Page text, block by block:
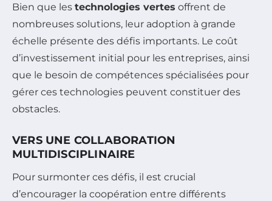
Bien que les technologies vertes offrent de
nombreuses solutions, leur adoption à grande
échelle présente des défis importants. Le coût
d’investissement initial pour les entreprises, ainsi
que le besoin de compétences spécialisées pour
gérer ces technologies peuvent constituer des
obstacles.
VERS UNE COLLABORATION
MULTIDISCIPLINAIRE
Pour surmonter ces défis, il est crucial
d’encourager la coopération entre différents